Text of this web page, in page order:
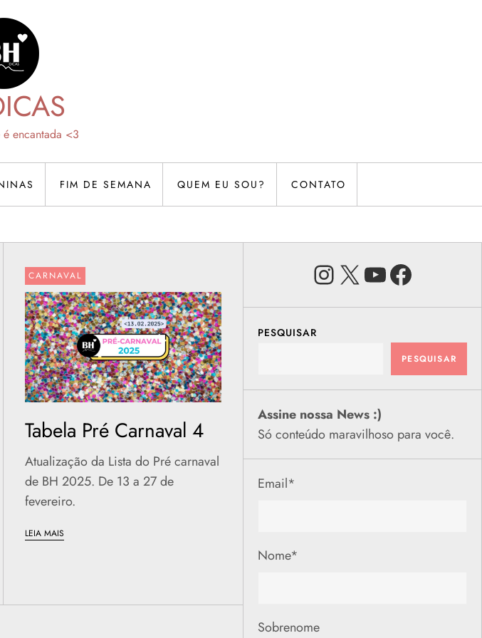
encantada <3
FIM DE SEMANA QUEM EU SOU? CONTATO
CARNAVAL
Tabela Pré Carnaval 4
Atualização da Lista do Pré carnaval
de BH 2025. De 13 a 27 de
fevereiro.
LEIA MAIS
Instagram
X Youtube
PESQUISAR
PESQUISAR
Assine nossa News :)
Só conteúdo maravilhoso para você.
Email*
Nome*
Sobrenome